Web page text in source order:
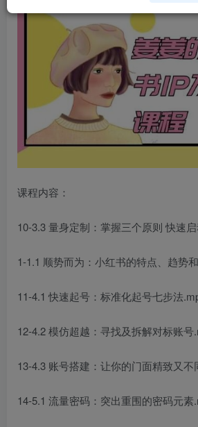
课程内容：
10-3.3 量身定制：掌握三个原则 快速
1-1.1 顺势而为：小红书的特点、趋势
11-4.1 快速起号：标准化起号七步法
12-4.2 模仿超越：寻找及拆解对标账号
13-4.3 账号搭建：让你的门面精致又不
14-5.1 流量密码：突出重围的密码元素